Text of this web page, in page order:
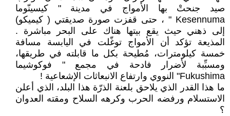
صيد جنحتْ بها الأمواج في مدينة " كيسينّوما
Kesennuma " ، حتى قفزت صورة صديقتي ( كيميكو)
إلى ذهني حيث يقع بيتها هناك على البحر مباشرة .
المذيعة تؤكد أن الأمواج توغّلت في اليابسة مسافة
خمسة كيلومترات، مُطيحة بكل ما قابلته في طريقها،
ومسبِّبة لأضرار فادحة في مجمع " فوكوشيما
Fukushima" النووي وارتفاع الانبعاثات الإشعاعية !
ما هذا القدر الذي يلاحق بلعنة الذرّة هذا البلد، الذي أعلن
الاستسلام ورفضه الحرب وكرهه السلاح ومقته العدوان
؟